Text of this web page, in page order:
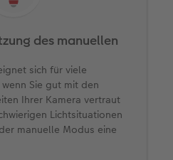
des manuellen
sich für viele
Sie gut mit den
Ihrer Kamera vertraut
Lichtsituationen
manuelle Modus eine